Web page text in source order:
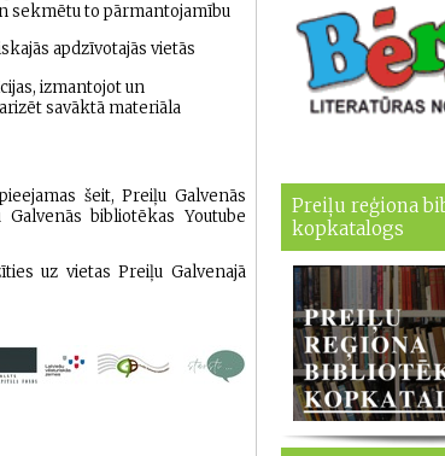
sekmētu to pārmantojamību
apdzīvotajās vietās
izmantojot un
savāktā materiāla
šeit, Preiļu Galvenās
bibliotēkas Youtube
uz vietas Preiļu Galvenajā
Preiļu reģiona
kopkatalogs